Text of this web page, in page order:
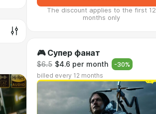
The discount applies to the first 12
months only
🎮 Супер фанат
$6.5 $4.6 per month -30%
billed every 12 months